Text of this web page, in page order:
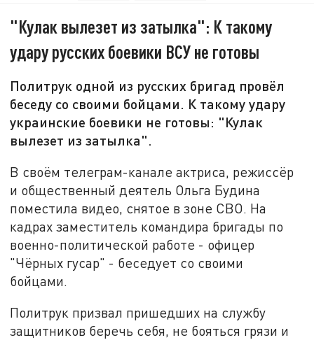
"Кулак вылезет из затылка": К такому
удару русских боевики ВСУ не готовы
Политрук одной из русских бригад провёл
беседу со своими бойцами. К такому удару
украинские боевики не готовы: "Кулак
вылезет из затылка".
В своём телеграм-канале актриса, режиссёр
и общественный деятель Ольга Будина
поместила видео, снятое в зоне СВО. На
кадрах заместитель командира бригады по
военно-политической работе - офицер
"Чёрных гусар" - беседует со своими
бойцами.
Политрук призвал пришедших на службу
защитников беречь себя, не бояться грязи и